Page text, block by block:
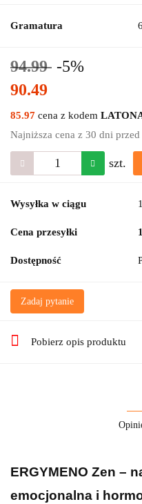
Gramatura
94.99 -5%
90.49
85.97 cena z kodem
Najniższa cena z 30 dni
szt.
Wysyłka w ciągu
Cena przesyłki
Dostępność
Zadaj pytanie
Pobierz opis produktu
ERGYMENO Zen –
emocjonalna i